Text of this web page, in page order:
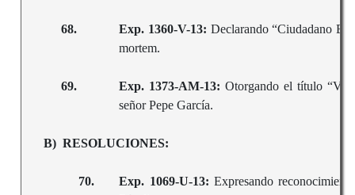
68. Exp. 1360-V-13: Declarando “Ciudadano
mortem.
69. Exp. 1373-AM-13:Otorgando el título
señor Pepe García.
B) RESOLUCIONES:
70. Exp. 1069-U-13: Expresando